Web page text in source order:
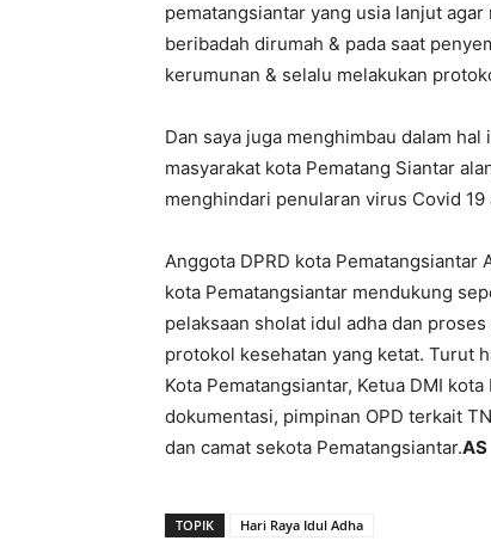
pematangsiantar yang usia lanjut
beribadah dirumah & pada saat
kerumunan & selalu melakukan
Dan saya juga menghimbau dalam
masyarakat kota Pematang Siantar
menghindari penularan virus Covid
Anggota DPRD kota Pematangsiantar
kota Pematangsiantar mendukung
pelaksaan sholat idul adha dan
protokol kesehatan yang ketat. Turut
Kota Pematangsiantar, Ketua DMI
dokumentasi, pimpinan OPD terkait
dan camat sekota Pematangsiantar.AS
TOPIK Hari Raya Idul Adha